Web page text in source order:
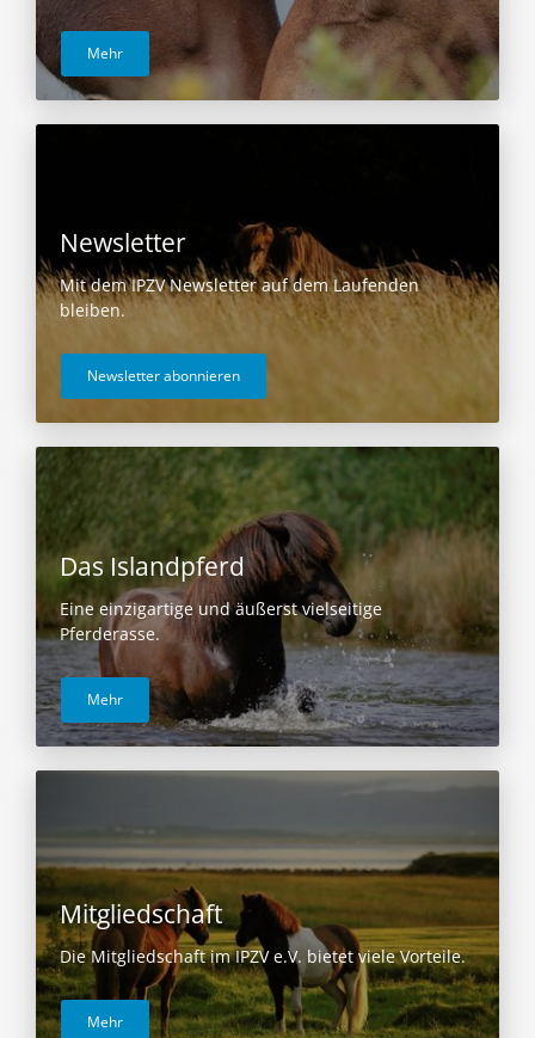
Mehr
Newsletter
Mit dem IPZV Newsletter auf dem Laufenden
bleiben.
Newsletter abonnieren
Das Islandpferd
Eine einzigartige und äußerst vielseitige
Pferderasse.
Mehr
Mitgliedschaft
Die Mitgliedschaft im IPZV e.V. bietet viele Vorteile.
Mehr